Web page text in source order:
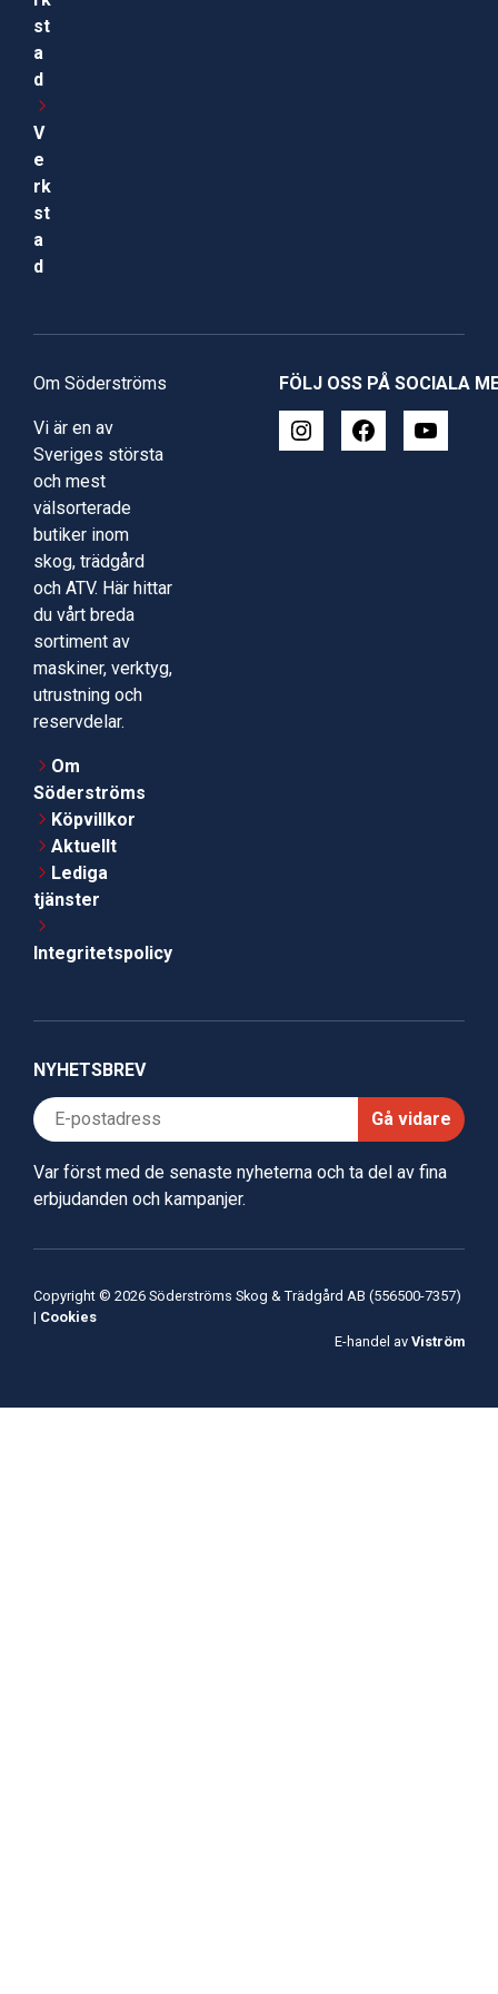
st
a
d
V
e
rk
st
a
d
Om Söderströms
Vi är en av
Sveriges största
och mest
välsorterade
butiker inom
skog, trädgård
och ATV. Här hittar
du vårt breda
sortiment av
maskiner, verktyg,
utrustning och
reservdelar.
Om
Söderströms
Köpvillkor
Aktuellt
Lediga
tjänster
Integritetspolicy
FÖLJ OSS PÅ SOCIALA
NYHETSBREV
Gå vidare
Var först med de senaste nyheterna och ta del av fina
erbjudanden och kampanjer.
Copyright © 2026 Söderströms Skog & Trädgård AB (556500-7357)
| Cookies
E-handel av Viström